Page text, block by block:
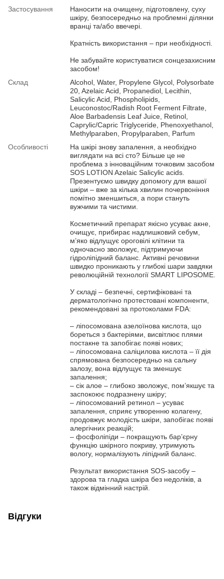
Застосування
Наносити на очищену, підготовлену, суху
шкіру, безпосередньо на проблемні ділянки
вранці та/або ввечері.
Кратність використання – при необхідності.
Не забувайте користуватися сонцезахисним
засобом!
Склад
Alcohol, Water, Propylene Glycol, Polysorbate
20, Azelaic Acid, Propanediol, Lecithin,
Salicylic Acid, Phospholipids,
Leuconostoc/Radish Root Ferment Filtrate,
Aloe Barbadensis Leaf Juice, Retinol,
Caprylic/Capric Triglyceride, Phenoxyethanol,
Methylparaben, Propylparaben, Parfum
Особливості
На шкірі знову запалення, а необхідно
виглядати на всі сто? Більше це не
проблема з інноваційним точковим засобом
SOS LOTION Azelaic Salicylic acids.
Презентуємо швидку допомогу для вашої
шкіри – вже за кілька хвилин почервоніння
помітно зменшиться, а пори стануть
вужчими та чистими.
Косметичний препарат якісно усуває акне,
очищує, прибирає надлишковий себум,
м’яко відлущує ороговілі клітини та
одночасно зволожує, підтримуючи
гідроліпідний баланс. Активні речовини
швидко проникають у глибокі шари завдяки
революційній технології SMART LIPOSOME.
У складі – безпечні, сертифіковані та
дерматологічно протестовані компоненти,
рекомендовані за протоколами FDA:
– ліпосомована азелоїнова кислота, що
бореться з бактеріями, висвітлює плями
постакне та запобігає появі нових;
– ліпосомована саліцилова кислота – її дія
спрямована безпосередньо на сальну
залозу, вона відлущує та зменшує
запалення;
– сік алое – глибоко зволожує, пом’якшує та
заспокоює подразнену шкіру;
– ліпосомований ретинол – усуває
запалення, сприяє утворенню колагену,
продовжує молодість шкіри, запобігає появі
алергічних реакцій;
– фосфоліпіди – покращують бар’єрну
функцію шкірного покриву, утримують
вологу, нормалізують ліпідний баланс.
Результат використання SOS-засобу –
здорова та гладка шкіра без недоліків, а
також відмінний настрій.
Відгуки